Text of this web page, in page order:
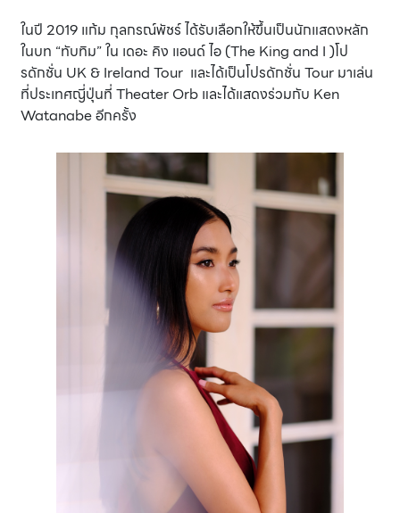
ในปี 2019 แก้ม กุลกรณ์พัชร์ ได้รับเลือกให้ขึ้นเป็นนักแสดงหลัก
ในบท “ทับทิม” ใน เดอะ คิง แอนด์ ไอ (The King and I )โป
รดักชั่น UK & Ireland Tour และได้เป็นโปรดักชั่น Tour มาเล่น
ที่ประเทศญี่ปุ่นที่ Theater Orb และได้แสดงร่วมกับ Ken
Watanabe อีกครั้ง